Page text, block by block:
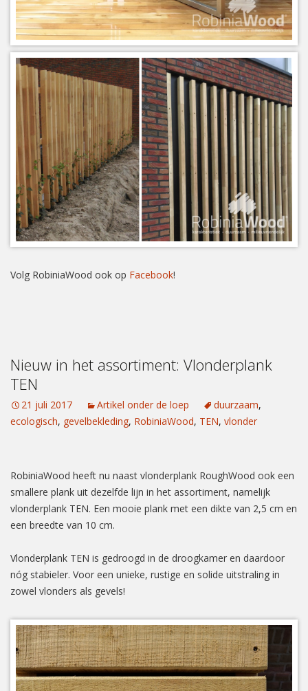
Volg RobiniaWood ook op Facebook!
Nieuw in het assortiment: Vlonderplank
TEN
21 juli 2017 Artikel onder de loep duurzaam,
ecologisch, gevelbekleding, RobiniaWood, TEN, vlonder
RobiniaWood heeft nu naast vlonderplank RoughWood ook een
smallere plank uit dezelfde lijn in het assortiment, namelijk
vlonderplank TEN. Een mooie plank met een dikte van 2,5 cm en
een breedte van 10 cm.
Vlonderplank TEN is gedroogd in de droogkamer en daardoor
nóg stabieler. Voor een unieke, rustige en solide uitstraling in
zowel vlonders als gevels!